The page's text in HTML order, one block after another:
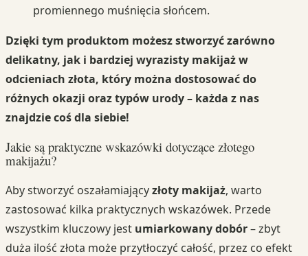
promiennego muśnięcia słońcem.
Dzięki tym produktom możesz stworzyć zarówno
delikatny, jak i bardziej wyrazisty makijaż w
odcieniach złota, który można dostosować do
różnych okazji oraz typów urody – każda z nas
znajdzie coś dla siebie!
Jakie są praktyczne wskazówki dotyczące złotego
makijażu?
Aby stworzyć oszałamiającyzłoty makijaż, warto
zastosować kilka praktycznych wskazówek. Przede
wszystkim kluczowy jest umiarkowany dobór– zbyt
duża ilość złota może przytłoczyć całość, przez co efekt